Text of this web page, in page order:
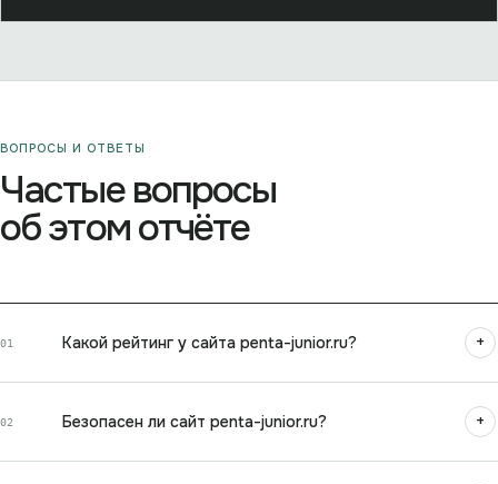
ВОПРОСЫ И ОТВЕТЫ
Частые вопросы
об этом отчёте
01 Какой рейтинг у сайта penta-junior.ru? +
02 Безопасен ли сайт penta-junior.ru? +